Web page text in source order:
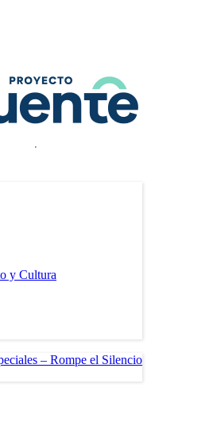
.
y Cultura
– Rompe el Silencio